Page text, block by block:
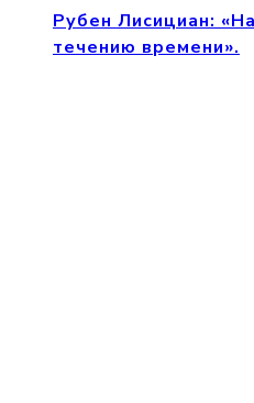
Рубен Лисициан:
течению времени».